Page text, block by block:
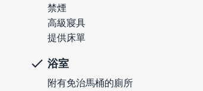
禁煙
高級寢具
提供床單
浴室
附有免治馬桶的廁所